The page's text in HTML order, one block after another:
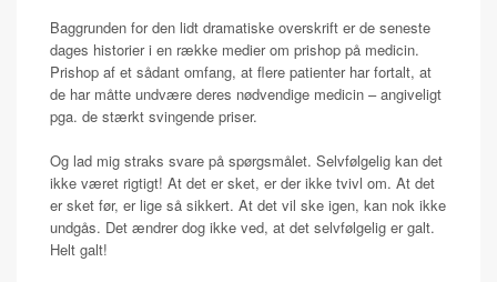
Baggrunden for den lidt dramatiske overskrift er de seneste
dages historier i en række medier om prishop på medicin.
Prishop af et sådant omfang, at flere patienter har fortalt, at
de har måtte undvære deres nødvendige medicin – angiveligt
pga. de stærkt svingende priser.
Og lad mig straks svare på spørgsmålet. Selvfølgelig kan det
ikke været rigtigt! At det er sket, er der ikke tvivl om. At det
er sket før, er lige så sikkert. At det vil ske igen, kan nok ikke
undgås. Det ændrer dog ikke ved, at det selvfølgelig er galt.
Helt galt!